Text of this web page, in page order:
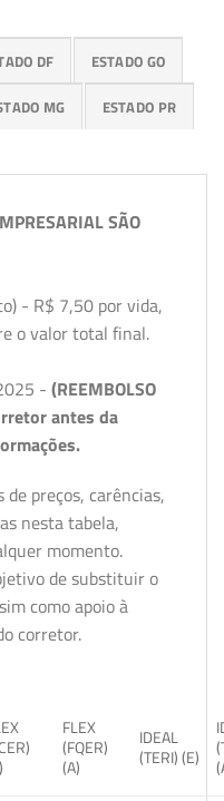
DF ESTADO GO
MG ESTADO PR
SÃO
- R$ 7,50 por vida,
o valor total final.
- (REEMBOLSO
antes da
preços, carências,
nesta tabela,
momento.
de substituir o
como apoio à
corretor.
FLEX
(FQER)
(A)
IDEAL
(TERI) (E)